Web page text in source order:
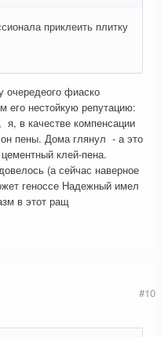
приклеить плитку
фиаско
его нестойкую репутацию:
в качестве компенсации
пены. Дома глянул - а это
клей-пена.
(а сейчас наверное
геноссе Надежный имел
в этот ращ
#10